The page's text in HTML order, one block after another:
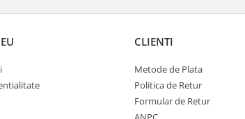
CLIENTI
Metode de Plata
Politica de Retur
Formular de Retur